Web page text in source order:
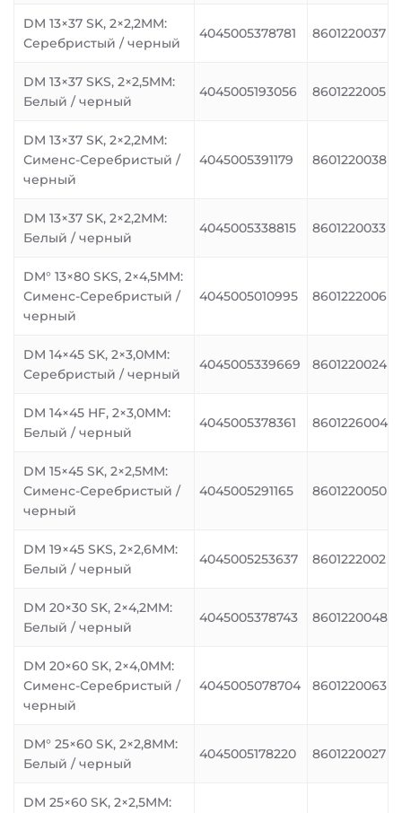
DM 13×37 SK, 2×2,2MM:
Серебристый / черный
4045005378781 8601220037
DM 13×37 SKS, 2×2,5MM:
Белый / черный
4045005193056 8601222005
DM 13×37 SK, 2×2,2MM:
Сименс-Серебристый /
черный
4045005391179 8601220038
DM 13×37 SK, 2×2,2MM:
Белый / черный
4045005338815 8601220033
DM° 13×80 SKS, 2×4,5MM:
Сименс-Серебристый /
черный
4045005010995 8601222006
DM 14×45 SK, 2×3,0MM:
Серебристый / черный
4045005339669 8601220024
DM 14×45 HF, 2×3,0MM:
Белый / черный
4045005378361 8601226004
DM 15×45 SK, 2×2,5MM:
Сименс-Серебристый /
черный
4045005291165 8601220050
DM 19×45 SKS, 2×2,6MM:
Белый / черный
4045005253637 8601222002
DM 20×30 SK, 2×4,2MM:
Белый / черный
4045005378743 8601220048
DM 20×60 SK, 2×4,0MM:
Сименс-Серебристый /
черный
4045005078704 8601220063
DM° 25×60 SK, 2×2,8MM:
Белый / черный
4045005178220 8601220027
DM 25×60 SK, 2×2,5MM: